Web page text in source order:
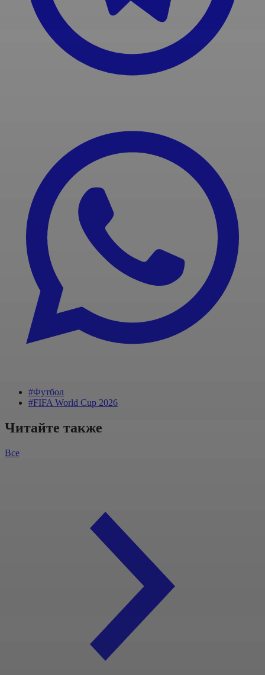
#Футбол
#FIFA World Cup 2026
Читайте также
Все